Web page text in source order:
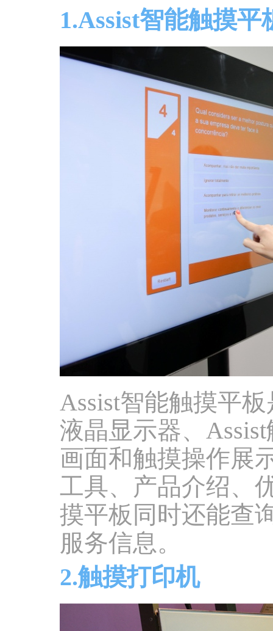
1.Assist智能触摸平
Assist智能触摸平
液晶显示器、
画面和触摸操作展
工具、产品介绍、
摸平板同时还能查
服务信息。
2.触摸打印机